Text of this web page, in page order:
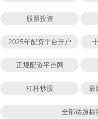
股票投资
2025年配资平台开户
正规配资平台网
杠杆炒股 最
全部话题标